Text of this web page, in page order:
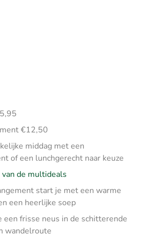
€12,50
middag met een
of een lunchgerecht naar keuze
de multideals
start je met een warme
een heerlijke soep
een frisse neus in de schitterende
wandelroute